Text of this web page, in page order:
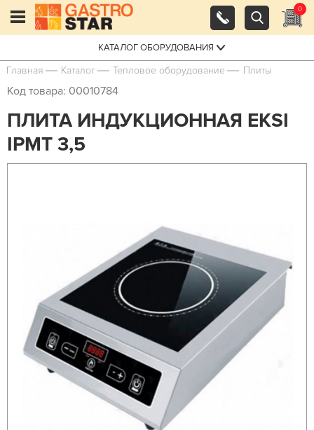
0
КАТАЛОГ ОБОРУДОВАНИЯ
Главная Каталог Тепловое оборудование Плиты
Код товара: 00010784
ПЛИТА ИНДУКЦИОННАЯ EKSI
IPMT 3,5